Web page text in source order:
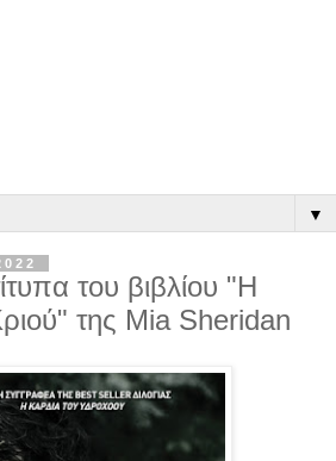
▼
του βιβλίου "Η
της Mia Sheridan